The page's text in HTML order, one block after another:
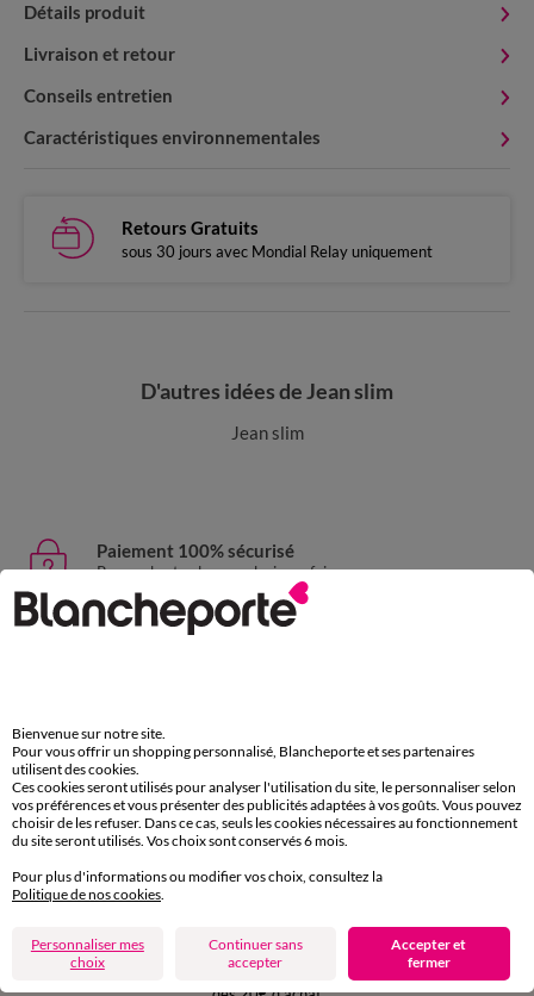
Détails produit
Livraison et retour
Conseils entretien
Caractéristiques environnementales
Retours Gratuits
sous 30 jours avec Mondial Relay uniquement
D'autres idées de Jean slim
Jean slim
Paiement 100% sécurisé
Payez plus tard ou en plusieurs fois
Livraison express
sous 30 jours avec Mondial Relay uniquement
Service clients
par chat et par téléphone
de 8h00 à 20h00 du lundi au samedi
en vous inscrivant à la newsletter
Bienvenue sur notre site.
Pour vous offrir un shopping personnalisé, Blancheporte et ses partenaires
utilisent des cookies.
Ces cookies seront utilisés pour analyser l'utilisation du site, le personnaliser selon
vos préférences et vous présenter des publicités adaptées à vos goûts. Vous pouvez
choisir de les refuser. Dans ce cas, seuls les cookies nécessaires au fonctionnement
du site seront utilisés. Vos choix sont conservés 6 mois.
Pour plus d'informations ou modifier vos choix, consultez la
Politique de nos cookies
Personnaliser mes
choix
Continuer sans
accepter
Accepter et
fermer